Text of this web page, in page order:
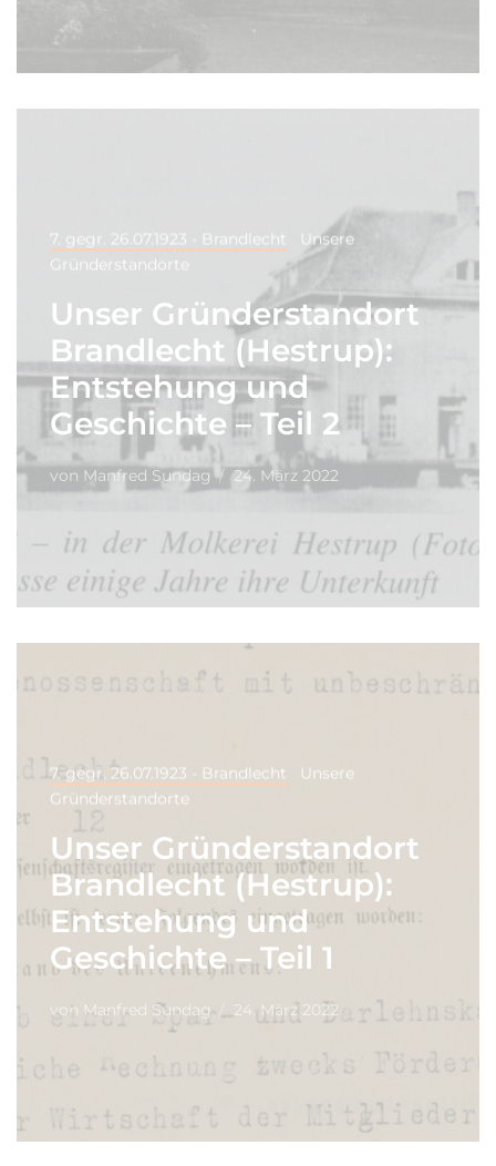
7. gegr. 26.07.1923 - Brandlecht
Unsere
Gründerstandorte
Unser Gründerstandort
Brandlecht (Hestrup):
Entstehung und
Geschichte – Teil 2
von Manfred Sundag 24. März 2022
7. gegr. 26.07.1923 - Brandlecht
Unsere
Gründerstandorte
Unser Gründerstandort
Brandlecht (Hestrup):
Entstehung und
Geschichte – Teil 1
von Manfred Sundag 24. März 2022